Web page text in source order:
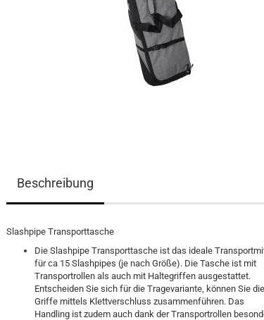
Beschreibung
Slashpipe Transporttasche
Die Slashpipe Transporttasche ist das ideale
für ca 15 Slashpipes (je nach Größe). Die Tasche ist mit
Transportrollen als auch mit Haltegriffen ausgestattet.
Entscheiden Sie sich für die Tragevariante, können Sie
Griffe mittels Klettverschluss zusammenführen. Das
Handling ist zudem auch dank der Transportrollen